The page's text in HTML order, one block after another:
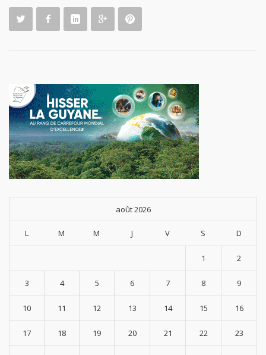
ation
organisé
août 2026
L M M J V S D
1 2
3 4 5 6 7 8 9
10 11 12 13 14 15 16
17 18 19 20 21 22 23